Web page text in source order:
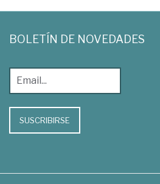
BOLETÍN DE NOVEDADES
SUSCRIBIRSE